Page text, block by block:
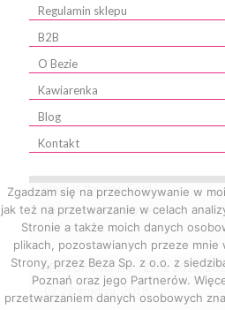
Regulamin sklepu
B2B
O Bezie
Kawiarenka
Blog
Kontakt
Black is the new Gold
10 stycznia, 2019
BEZA UP your life – Zima 2018/
22 grudnia, 2018
Zgadzam się na przechowywanie w
jak też na przetwarzanie w celach
Stronie a także moich danych
plikach, pozostawianych przeze mnie
Strony, przez Beza Sp. z o.o. z
Poznań oraz jego Partnerów.
przetwarzaniem danych osobowych